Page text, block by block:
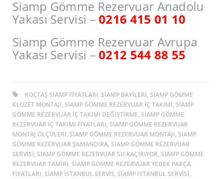
Siamp Gömme Rezervuar Anadolu
Yakası Servisi – 0216 415 01 10
Siamp Gömme Rezervuar Avrupa
Yakası Servisi –0212 544 88 55
KOÇTAŞ SIAMP FIYATLARI, SIAMP BAYILERI, SIAMP GÖMME
KLOZET MONTAJI, SIAMP GÖMME REZERVUAR İÇ TAKIMI, SIAMP
GÖMME REZERVUAR İÇ TAKIMI DEĞIŞTIRME, SIAMP GÖMME
REZERVUAR İÇ TAKIMI FIYATLARI, SIAMP GÖMME REZERVUAR
MONTAJ ÖLÇÜLERI, SIAMP GÖMME REZERVUAR MONTAJI, SIAMP
GÖMME REZERVUAR ŞAMANDIRA, SIAMP GÖMME REZERVUAR
SERVISI, SIAMP GÖMME REZERVUAR SU KAÇIRIYOR, SIAMP GÖMME
REZERVUAR TAMIRI, SIAMP GÖMME REZERVUAR YEDEK PARÇA
FIYATLARI, SIAMP ISTANBUL SERVIS, SIAMP ISTANBUL SERVISI,